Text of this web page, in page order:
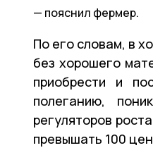
пояснил фермер.
По его словам, в
без хорошего
приобрести и
полеганию,
регуляторов
превышать 100